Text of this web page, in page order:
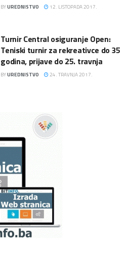
BYUREDNISTVO 12. LISTOPADA 2017.
Turnir Central osiguranje Open:
Teniski turnir za rekreativce do 35
godina, prijave do 25. travnja
BYUREDNISTVO 24. TRAVNJA 2017.